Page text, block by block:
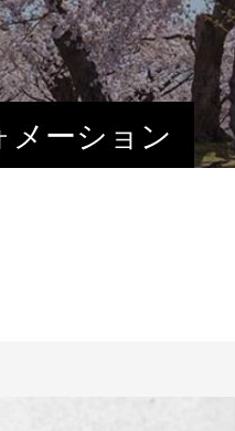
メーション